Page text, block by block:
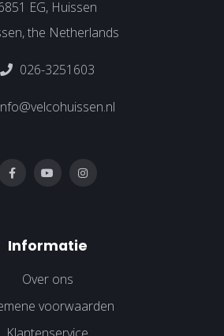
EG, Huissen
the Netherlands
026-3251603
Informatie
Over ons
voorwaarden